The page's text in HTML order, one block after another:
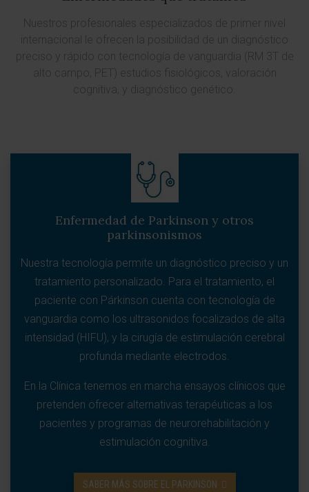
Nuestros profesionales especializados de primer nivel
internacional le ofrecen la posibilidad de un diagnóstico
preciso y rápido con tecnología de vanguardia (RM 3T de
alto campo, PET) estudios fisiológicos, valoración
cognitiva, y diagnóstico genético.
Enfermedad de Parkinson y otros
parkinsonismos
Nuestra tecnología permite un diagnóstico preciso y un
tratamiento personalizado. Para el tratamiento, el
paciente con Párkinson cuenta con tecnología de
vanguardia como los ultrasonidos focalizados de alta
intensidad (HIFU), y la cirugía de estimulación cerebral
profunda mediante electrodos.
En la Clínica tenemos en marcha ensayos clínicos que
pretenden ofrecer alternativas terapéuticas a los
pacientes y programas de neurorehabilitación y
estimulación cognitiva.
SABER MÁS SOBRE EL PARKINSON